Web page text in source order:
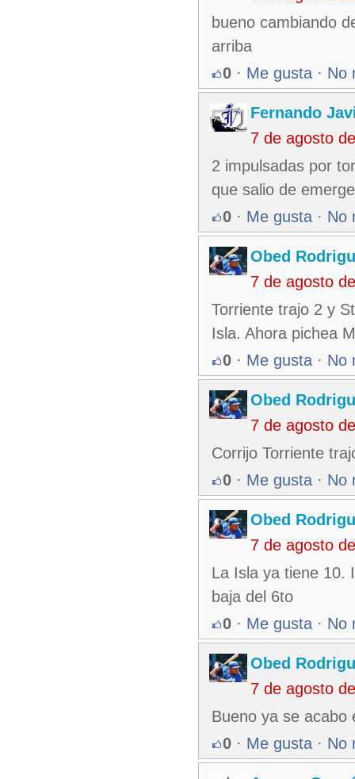
bueno cambiando
arriba
0 · Me gusta · No
Fernando
7 de agosto
2 impulsadas por
que salio de
0 · Me gusta · No
Obed
7 de agosto
Torriente trajo 2 y
Isla. Ahora pichea
0 · Me gusta · No
Obed
7 de agosto
Corrijo Torriente
0 · Me gusta · No
Obed
7 de agosto
La Isla ya tiene 10.
baja del 6to
0 · Me gusta · No
Obed
7 de agosto
Bueno ya se acabo
0 · Me gusta · No